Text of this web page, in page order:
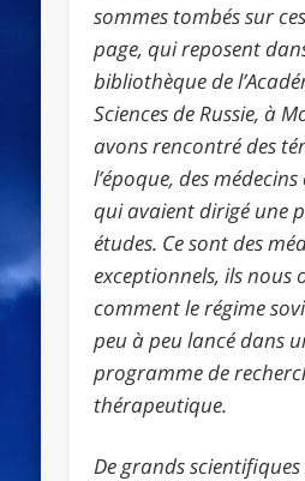
sommes tombés sur
page, qui reposent
bibliothèque de
Sciences de Russie, à
avons rencontré des
l’époque, des
qui avaient dirigé une
études. Ce sont des
exceptionnels, ils nous
comment le régime
peu à peu lancé dans
programme de
thérapeutique.
De grands